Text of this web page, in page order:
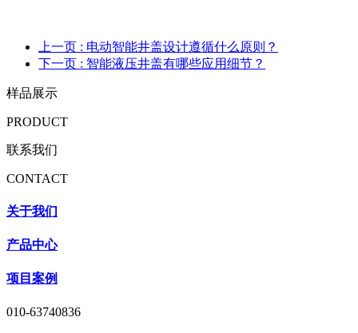
上一页 : 电动智能井盖设计遵循什么原则？
下一页 : 智能液压井盖有哪些应用细节？
样品展示
PRODUCT
联系我们
CONTACT
关于我们
产品中心
项目案例
010-63740836